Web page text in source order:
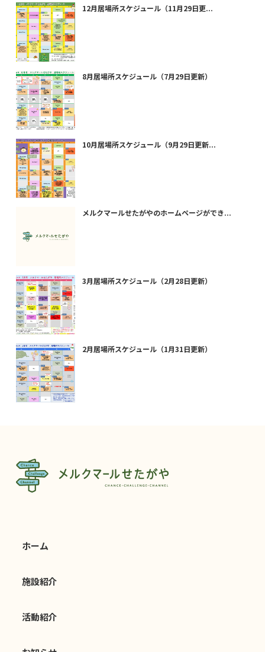
12月居場所スケジュール（11月29日更...
8月居場所スケジュール（7月29日更新）
10月居場所スケジュール（9月29日更新...
メルクマールせたがやのホームページができ...
3月居場所スケジュール（2月28日更新）
2月居場所スケジュール（1月31日更新）
ホーム
施設紹介
活動紹介